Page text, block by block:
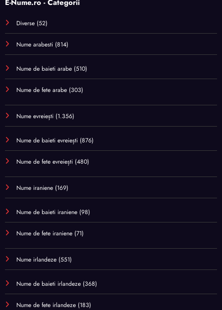
E-Nume.ro - Categorii
Diverse (52)
Nume arabesti (814)
Nume de baieti arabe (510)
Nume de fete arabe (303)
Nume evreiești (1.356)
Nume de baieti evreiești (876)
Nume de fete evreiești (480)
Nume iraniene (169)
Nume de baieti iraniene (98)
Nume de fete iraniene (71)
Nume irlandeze (551)
Nume de baieti irlandeze (368)
Nume de fete irlandeze (183)